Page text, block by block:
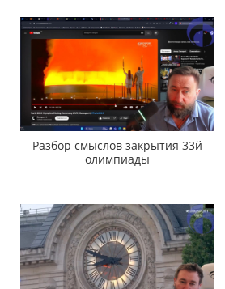
Разбор смыслов закрытия 33й
олимпиады